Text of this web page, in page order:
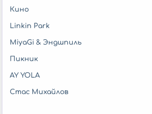
Кино
Linkin Park
MiyaGi & Эндшпиль
Пикник
AY YOLA
Стас Михайлов